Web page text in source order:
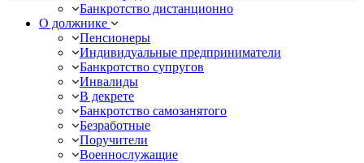
Банкротство дистанционно
О должнике
Пенсионеры
Индивидуальные предприниматели
Банкротство супругов
Инвалиды
В декрете
Банкротство самозанятого
Безработные
Поручители
Военнослужащие